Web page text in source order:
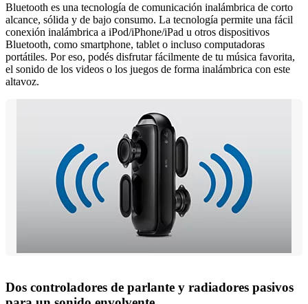
Bluetooth es una tecnología de comunicación inalámbrica de corto
alcance, sólida y de bajo consumo. La tecnología permite una fácil
conexión inalámbrica a iPod/iPhone/iPad u otros dispositivos
Bluetooth, como smartphone, tablet o incluso computadoras
portátiles. Por eso, podés disfrutar fácilmente de tu música favorita,
el sonido de los videos o los juegos de forma inalámbrica con este
altavoz.
Dos controladores de parlante y radiadores pasivos